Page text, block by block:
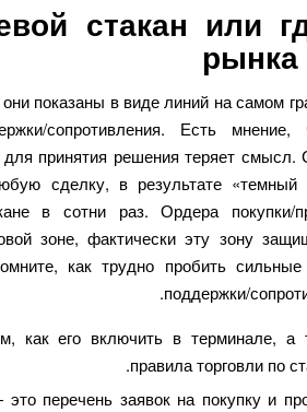
стакан или
рынка
показаны в виде линий на самом
сопротивления. Есть
принятия решения теряет смысл.
сделку, в результате «темный
в сотни раз. Ордера покупки/
зоне, фактически эту зону
как трудно пробить сильные
поддержки/
как его включить в терминале, а
правила торговли по
перечень заявок на покупку и